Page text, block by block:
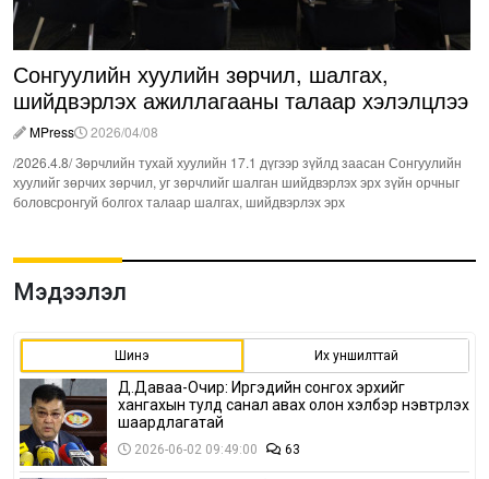
Сонгуулийн хуулийн зөрчил, шалгах,
шийдвэрлэх ажиллагааны талаар хэлэлцлээ
MPress
2026/04/08
/2026.4.8/ Зөрчлийн тухай хуулийн 17.1 дүгээр зүйлд заасан Сонгуулийн
хуулийг зөрчих зөрчил, уг зөрчлийг шалган шийдвэрлэх эрх зүйн орчныг
боловсронгуй болгох талаар шалгах, шийдвэрлэх эрх
Мэдээлэл
Шинэ Их уншилттай
Д.Даваа-Очир: Иргэдийн сонгох эрхийг
хангахын тулд санал авах олон хэлбэр нэвтрүүлэх
шаардлагатай
2026-06-02 09:49:00 63